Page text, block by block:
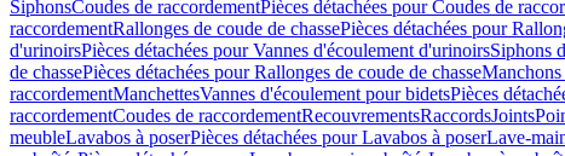
SiphonsCoudes de raccordementPièces détachées pour Coudes de
raccordementRallonges de coude de chassePièces détachées pour
d'urinoirsPièces détachées pour Vannes d'écoulement d'urinoirsSiphons
de chassePièces détachées pour Rallonges de coude de chasseManchons
raccordementManchettesVannes d'écoulement pour bidetsPièces
raccordementCoudes de raccordementRecouvrementsRaccordsJoints
meubleLavabos à poserPièces détachées pour Lavabos à poserLave-